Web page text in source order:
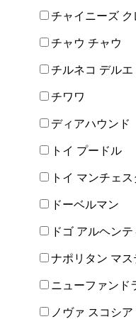
チャイニーズ
チャウ チャウ
チルネコ デルエ
チワワ
ディアハウンド
トイ プードル
トイ マンチェ
ドーベルマン
ドゴ アルヘンテ
ナポリタン マス
ニューファンド
ノヴァ スコシ